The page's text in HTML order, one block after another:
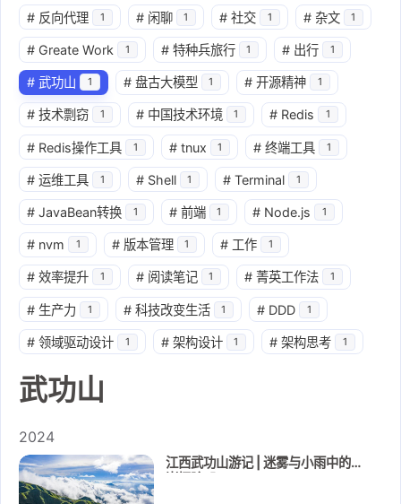
# 反向代理 1 # 闲聊 1 # 社交 1 # 杂文 1
# Greate Work 1 # 特种兵旅行 1 # 出行 1
# 武功山 1 # 盘古大模型 1 # 开源精神 1
# 技术剽窃 1 # 中国技术环境 1 # Redis 1
# Redis操作工具 1 # tnux 1 # 终端工具 1
# 运维工具 1 # Shell 1 # Terminal 1
# JavaBean转换 1 # 前端 1 # Node.js 1
# nvm 1 # 版本管理 1 # 工作 1
# 效率提升 1 # 阅读笔记 1 # 菁英工作法 1
# 生产力 1 # 科技改变生活 1 # DDD 1
# 领域驱动设计 1 # 架构设计 1 # 架构思考 1
武功山
2024
江西武功山游记 | 迷雾与小雨中的山